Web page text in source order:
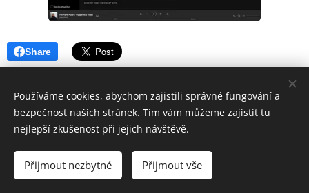
Share
© 2023 Pavel Kůča Kučera
Otec a Syn | Všechna práva vyhrazena
Používáme cookies, abychom zajistili správné fungování a
bezpečnost našich stránek. Tím vám můžeme zajistit tu
nejlepší zkušenost při jejich návštěvě.
Přijmout nezbytné Přijmout vše